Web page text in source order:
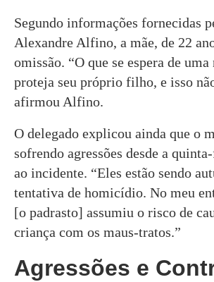
Segundo informações fornecidas
Alexandre Alfino, a mãe, de 22
omissão. “O que se espera de uma
proteja seu próprio filho, e isso
afirmou Alfino.
O delegado explicou ainda que o
sofrendo agressões desde a
ao incidente. “Eles estão sendo
tentativa de homicídio. No meu
[o padrasto] assumiu o risco de
criança com os maus-tratos.”
Agressões e